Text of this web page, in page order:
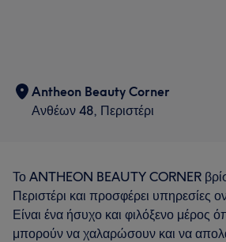
Antheon Beauty Corner
Ανθέων 48, Περιστέρι
Το ANTHEON BEAUTY CORNER
Περιστέρι και προσφέρει υπηρεσίες
Είναι ένα ήσυχο και φιλόξενο μέρος
μπορούν να χαλαρώσουν και να